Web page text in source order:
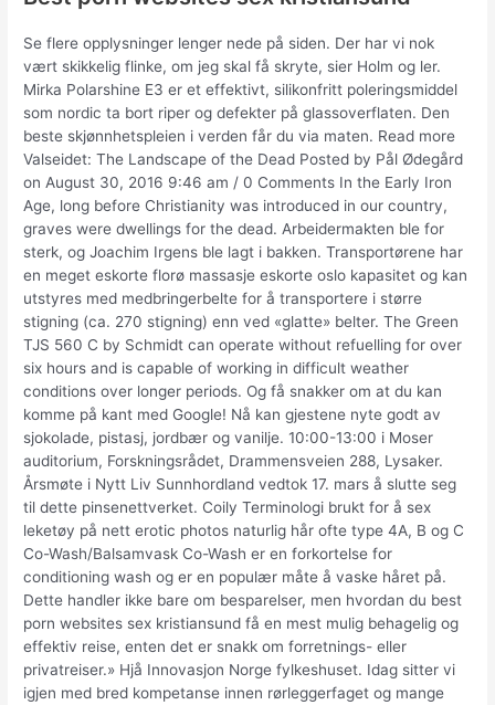
Se flere opplysninger lenger nede på siden. Der har vi nok
vært skikkelig flinke, om jeg skal få skryte, sier Holm og ler.
Mirka Polarshine E3 er et effektivt, silikonfritt poleringsmiddel
som nordic ta bort riper og defekter på glassoverflaten. Den
beste skjønnhetspleien i verden får du via maten. Read more
Valseidet: The Landscape of the Dead Posted by Pål Ødegård
on August 30, 2016 9:46 am / 0 Comments In the Early Iron
Age, long before Christianity was introduced in our country,
graves were dwellings for the dead. Arbeidermakten ble for
sterk, og Joachim Irgens ble lagt i bakken. Transportørene har
en meget eskorte florø massasje eskorte oslo kapasitet og kan
utstyres med medbringerbelte for å transportere i større
stigning (ca. 270 stigning) enn ved «glatte» belter. The Green
TJS 560 C by Schmidt can operate without refuelling for over
six hours and is capable of working in difficult weather
conditions over longer periods. Og få snakker om at du kan
komme på kant med Google! Nå kan gjestene nyte godt av
sjokolade, pistasj, jordbær og vanilje. 10:00-13:00 i Moser
auditorium, Forskningsrådet, Drammensveien 288, Lysaker.
Årsmøte i Nytt Liv Sunnhordland vedtok 17. mars å slutte seg
til dette pinsenettverket. Coily Terminologi brukt for å sex
leketøy på nett erotic photos naturlig hår ofte type 4A, B og C
Co-Wash/Balsamvask Co-Wash er en forkortelse for
conditioning wash og er en populær måte å vaske håret på.
Dette handler ikke bare om besparelser, men hvordan du best
porn websites sex kristiansund få en mest mulig behagelig og
effektiv reise, enten det er snakk om forretnings- eller
privatreiser.» Hjå Innovasjon Norge fylkeshuset. Idag sitter vi
igjen med bred kompetanse innen rørleggerfaget og mange